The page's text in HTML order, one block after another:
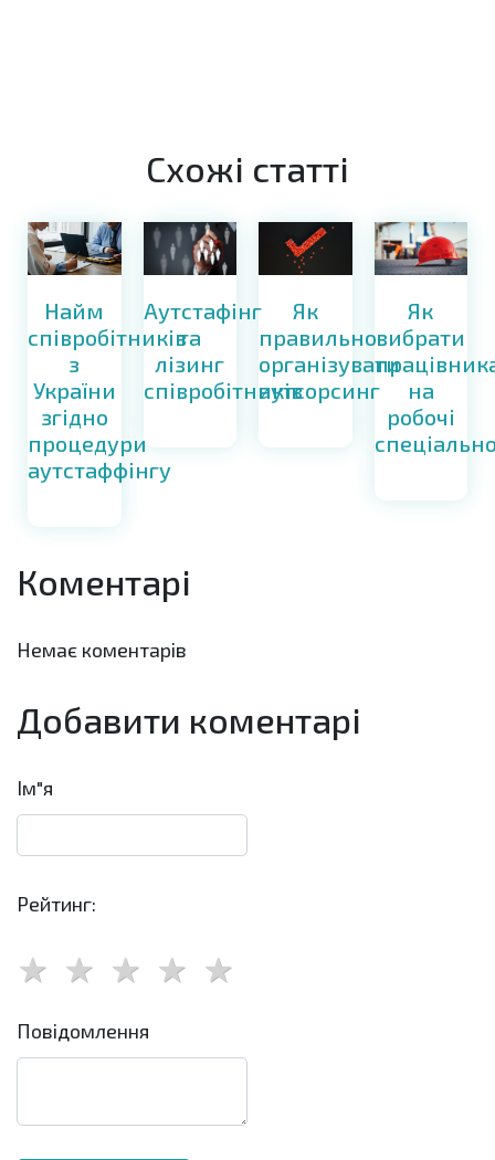
Схожі статті
Найм
співробітників
з
України
згідно
процедури
аутстаффінгу
Аутстафінг
та
лізинг
співробітників
Як
правильно
організувати
аутсорсинг
Як
вибрати
на
робочі
Коментарі
Немає коментарів
Добавити коментарі
Ім"я
Рейтинг:
Повідомлення